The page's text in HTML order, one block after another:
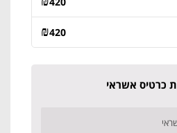
₪420
כרטיס אשראי